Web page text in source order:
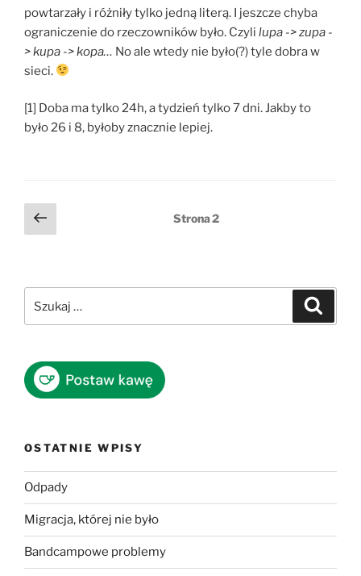
powtarzały i różniły tylko jedną literą. I jeszcze chyba
ograniczenie do rzeczowników było. Czyli lupa -> zupa -
> kupa -> kopa… No ale wtedy nie było(?) tyle dobra w
sieci.
[1] Doba ma tylko 24h, a tydzień tylko 7 dni. Jakby to
było 26 i 8, byłoby znacznie lepiej.
Stronicowanie
wpisów
Poprzednia
strona
Strona2
OSTATNIE WPISY
Odpady
Migracja, której nie było
Bandcampowe problemy